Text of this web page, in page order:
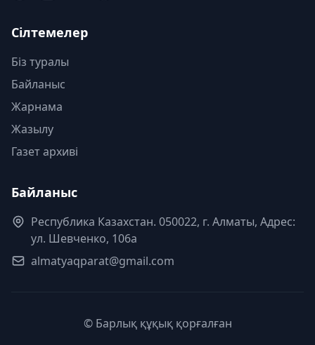
Сілтемелер
Біз туралы
Байланыс
Жарнама
Жазылу
Газет архиві
Байланыс
Республика Казахстан. 050022, г. Алматы, Адрес:
ул. Шевченко, 106а
almatyaqparat@gmail.com
© Барлық құқық қорғалған